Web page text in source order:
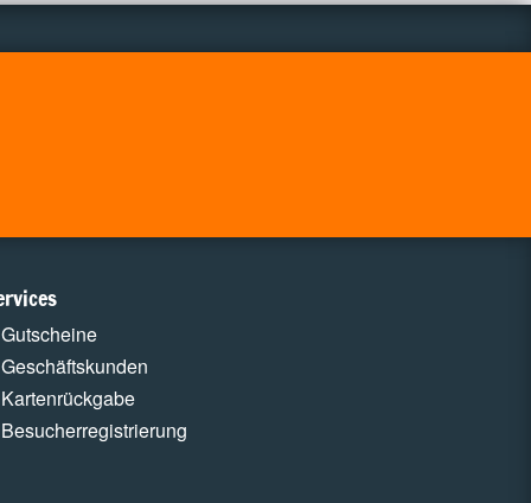
Gutscheine
Geschäftskunden
Kartenrückgabe
Besucherregistrierung